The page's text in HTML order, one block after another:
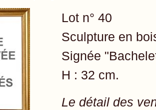
Lot n° 40
Sculpture en
Signée
H : 32 cm.
Le détail des